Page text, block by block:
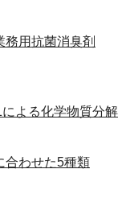
務用抗菌消臭剤
よる化学物質分解
合わせた5種類